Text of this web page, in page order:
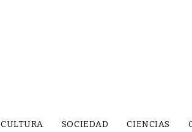
CULTURA SOCIEDAD CIENCIAS